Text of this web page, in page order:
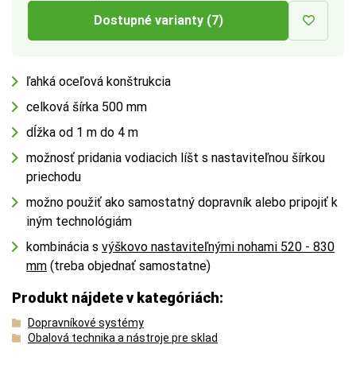
Dostupné varianty (7)
ľahká oceľová konštrukcia
celková šírka 500 mm
dĺžka od 1 m do 4 m
možnosť pridania vodiacich líšt s nastaviteľnou šírkou
priechodu
možno použiť ako samostatný dopravník alebo pripojiť k
iným technológiám
kombinácia s výškovo nastaviteľnými nohami 520 - 830
mm (treba objednať samostatne)
Produkt nájdete v kategóriách:
Dopravníkové systémy
Obalová technika a nástroje pre sklad